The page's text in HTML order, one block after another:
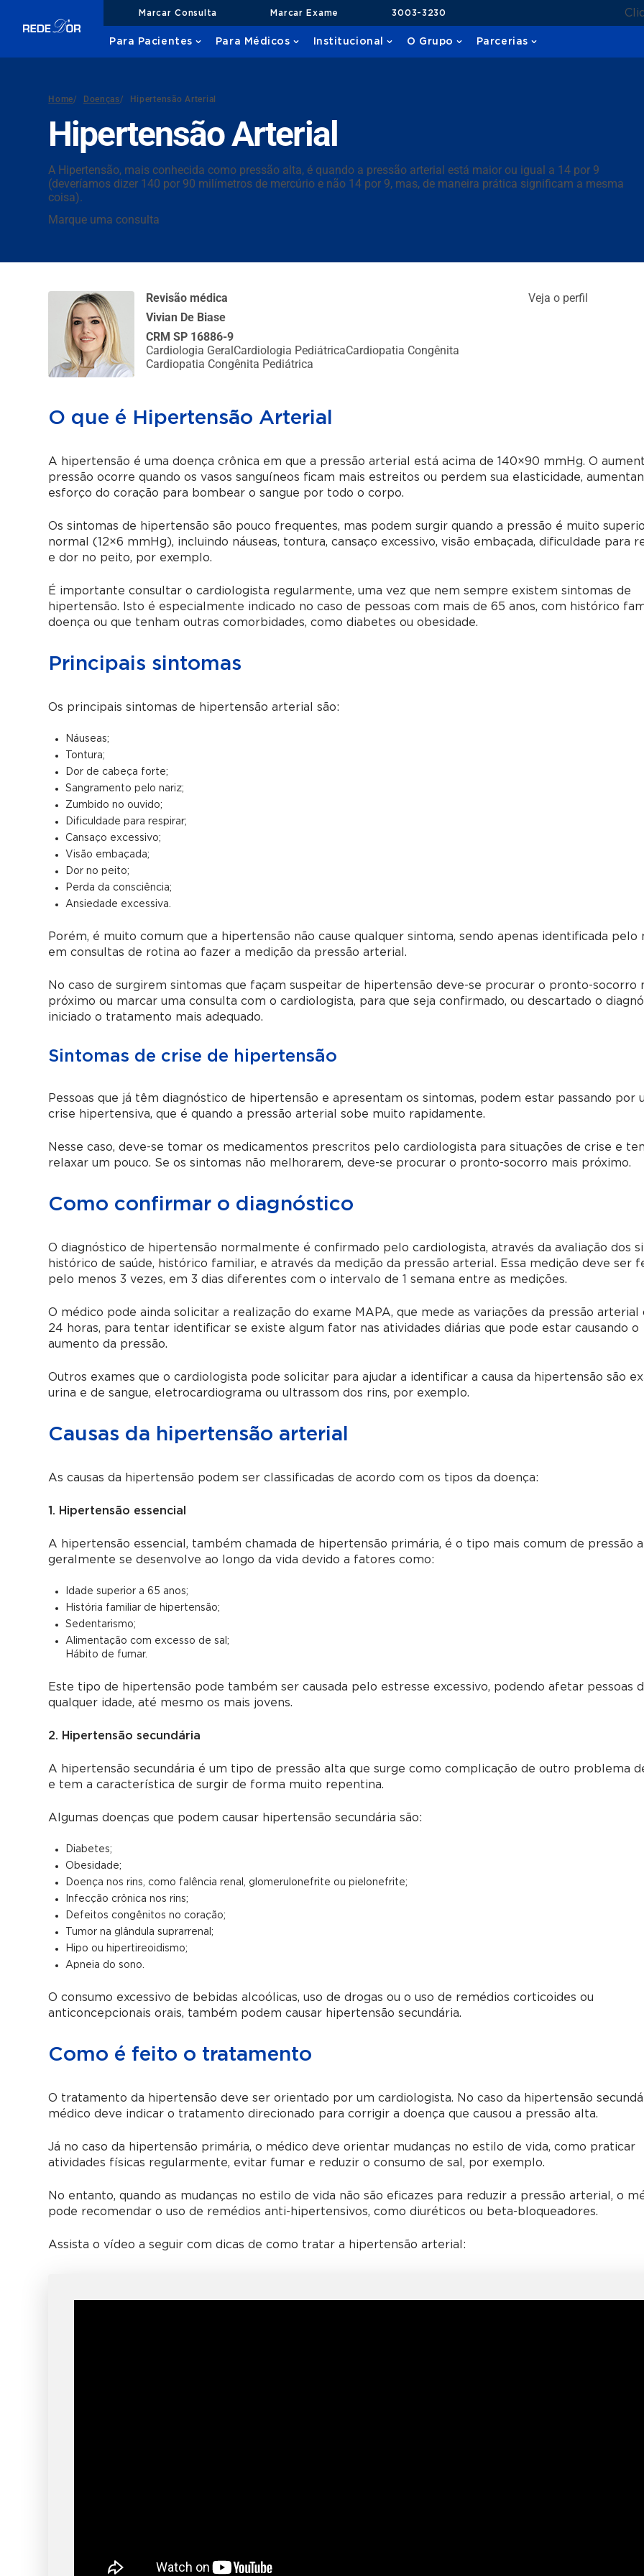
Marcar Consulta Marcar Exame 3003-3230
Para Pacientes Para Médicos Institucional O Grupo Parcerias
Home/ Doenças/ Hipertensão Arterial
Hipertensão Arterial
A Hipertensão, mais conhecida como pressão alta, é quando a pressão arterial está maior ou igual a 14 por 9
(deveríamos dizer 140 por 90 milímetros de mercúrio e não 14 por 9, mas, de maneira prática significam a mesma
coisa).
Marque uma consulta
Revisão médica
Vivian De Biase
CRM SP 16886-9
Cardiologia GeralCardiologia PediátricaCardiopatia Congênita
Cardiopatia Congênita Pediátrica
Veja o perfil
O que é Hipertensão Arterial
A hipertensão é uma doença crônica em que a pressão arterial está acima de 140×90 mmHg. O
pressão ocorre quando os vasos sanguíneos ficam mais estreitos ou perdem sua elasticidade,
esforço do coração para bombear o sangue por todo o corpo.
Os sintomas de hipertensão são pouco frequentes, mas podem surgir quando a pressão é muito
normal (12×6 mmHg), incluindo náuseas, tontura, cansaço excessivo, visão embaçada, dificuldade para
e dor no peito, por exemplo.
É importante consultar o cardiologista regularmente, uma vez que nem sempre existem sintomas de
hipertensão. Isto é especialmente indicado no caso de pessoas com mais de 65 anos, com histórico
doença ou que tenham outras comorbidades, como diabetes ou obesidade.
Principais sintomas
Os principais sintomas de hipertensão arterial são:
Náuseas;
Tontura;
Dor de cabeça forte;
Sangramento pelo nariz;
Zumbido no ouvido;
Dificuldade para respirar;
Cansaço excessivo;
Visão embaçada;
Dor no peito;
Perda da consciência;
Ansiedade excessiva.
Porém, é muito comum que a hipertensão não cause qualquer sintoma, sendo apenas identificada pelo
em consultas de rotina ao fazer a medição da pressão arterial.
No caso de surgirem sintomas que façam suspeitar de hipertensão deve-se procurar o pronto-socorro
próximo ou marcar uma consulta com o cardiologista, para que seja confirmado, ou descartado o
iniciado o tratamento mais adequado.
Sintomas de crise de hipertensão
Pessoas que já têm diagnóstico de hipertensão e apresentam os sintomas, podem estar passando por
crise hipertensiva, que é quando a pressão arterial sobe muito rapidamente.
Nesse caso, deve-se tomar os medicamentos prescritos pelo cardiologista para situações de crise e
relaxar um pouco. Se os sintomas não melhorarem, deve-se procurar o pronto-socorro mais próximo.
Como confirmar o diagnóstico
O diagnóstico de hipertensão normalmente é confirmado pelo cardiologista, através da avaliação dos
histórico de saúde, histórico familiar, e através da medição da pressão arterial. Essa medição deve ser
pelo menos 3 vezes, em 3 dias diferentes com o intervalo de 1 semana entre as medições.
O médico pode ainda solicitar a realização do exame MAPA, que mede as variações da pressão arterial
24 horas, para tentar identificar se existe algum fator nas atividades diárias que pode estar causando o
aumento da pressão.
Outros exames que o cardiologista pode solicitar para ajudar a identificar a causa da hipertensão são
urina e de sangue, eletrocardiograma ou ultrassom dos rins, por exemplo.
Causas da hipertensão arterial
As causas da hipertensão podem ser classificadas de acordo com os tipos da doença:
1. Hipertensão essencial
A hipertensão essencial, também chamada de hipertensão primária, é o tipo mais comum de pressão
geralmente se desenvolve ao longo da vida devido a fatores como:
Idade superior a 65 anos;
História familiar de hipertensão;
Sedentarismo;
Alimentação com excesso de sal;
Hábito de fumar.
Este tipo de hipertensão pode também ser causada pelo estresse excessivo, podendo afetar pessoas
qualquer idade, até mesmo os mais jovens.
2. Hipertensão secundária
A hipertensão secundária é um tipo de pressão alta que surge como complicação de outro problema
e tem a característica de surgir de forma muito repentina.
Algumas doenças que podem causar hipertensão secundária são:
Diabetes;
Obesidade;
Doença nos rins, como falência renal, glomerulonefrite ou pielonefrite;
Infecção crônica nos rins;
Defeitos congênitos no coração;
Tumor na glândula suprarrenal;
Hipo ou hipertireoidismo;
Apneia do sono.
O consumo excessivo de bebidas alcoólicas, uso de drogas ou o uso de remédios corticoides ou
anticoncepcionais orais, também podem causar hipertensão secundária.
Como é feito o tratamento
O tratamento da hipertensão deve ser orientado por um cardiologista. No caso da hipertensão
médico deve indicar o tratamento direcionado para corrigir a doença que causou a pressão alta.
Já no caso da hipertensão primária, o médico deve orientar mudanças no estilo de vida, como praticar
atividades físicas regularmente, evitar fumar e reduzir o consumo de sal, por exemplo.
No entanto, quando as mudanças no estilo de vida não são eficazes para reduzir a pressão arterial, o
pode recomendar o uso de remédios anti-hipertensivos, como diuréticos ou beta-bloqueadores.
Assista o vídeo a seguir com dicas de como tratar a hipertensão arterial: